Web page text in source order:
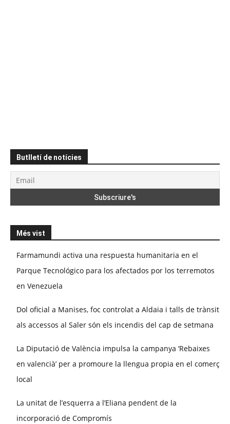
Butlletí de notícies
Més vist
Farmamundi activa una respuesta humanitaria en el
Parque Tecnológico para los afectados por los terremotos
en Venezuela
Dol oficial a Manises, foc controlat a Aldaia i talls de trànsit
als accessos al Saler són els incendis del cap de setmana
La Diputació de València impulsa la campanya ‘Rebaixes
en valencià’ per a promoure la llengua propia en el comerç
local
La unitat de l’esquerra a l’Eliana pendent de la
incorporació de Compromís